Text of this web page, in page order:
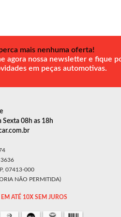
mais nenhuma oferta!
agora nossa newsletter e fique
em peças automotivas.
Sexta 08h as 18h
3636
07413-000
NÃO PERMITIDA)
ATÉ 10X SEM JUROS